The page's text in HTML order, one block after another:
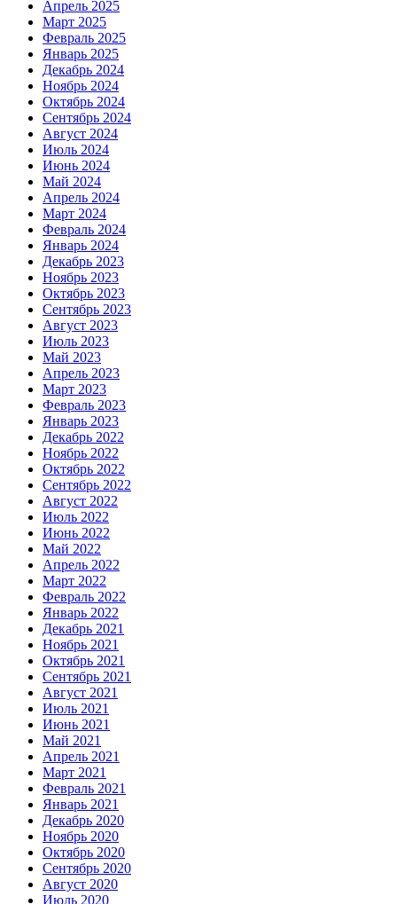
Апрель 2025
Март 2025
Февраль 2025
Январь 2025
Декабрь 2024
Ноябрь 2024
Октябрь 2024
Сентябрь 2024
Август 2024
Июль 2024
Июнь 2024
Май 2024
Апрель 2024
Март 2024
Февраль 2024
Январь 2024
Декабрь 2023
Ноябрь 2023
Октябрь 2023
Сентябрь 2023
Август 2023
Июль 2023
Май 2023
Апрель 2023
Март 2023
Февраль 2023
Январь 2023
Декабрь 2022
Ноябрь 2022
Октябрь 2022
Сентябрь 2022
Август 2022
Июль 2022
Июнь 2022
Май 2022
Апрель 2022
Март 2022
Февраль 2022
Январь 2022
Декабрь 2021
Ноябрь 2021
Октябрь 2021
Сентябрь 2021
Август 2021
Июль 2021
Июнь 2021
Май 2021
Апрель 2021
Март 2021
Февраль 2021
Январь 2021
Декабрь 2020
Ноябрь 2020
Октябрь 2020
Сентябрь 2020
Август 2020
Июль 2020